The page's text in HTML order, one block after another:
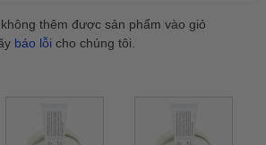
thêm được sản phẩm vào giỏ
báo lỗi cho chúng tôi.